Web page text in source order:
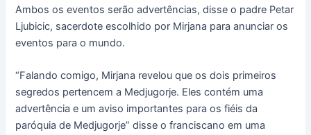
Ambos os eventos serão advertências, disse o padre Petar
Ljubicic, sacerdote escolhido por Mirjana para anunciar os
eventos para o mundo.
“Falando comigo, Mirjana revelou que os dois primeiros
segredos pertencem a Medjugorje. Eles contém uma
advertência e um aviso importantes para os fiéis da
paróquia de Medjugorje” disse o franciscano em uma